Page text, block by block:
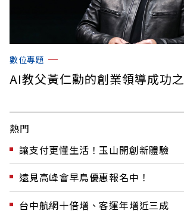
數位專題
AI教父黃仁勳的創業領導成功
熱門
讓支付更懂生活！玉山開創新體驗
遠見高峰會早鳥優惠報名中！
台中航網十倍增、客運年增近三成